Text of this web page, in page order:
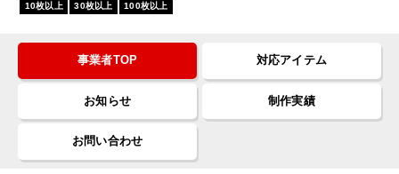
10枚以上 30枚以上 100枚以上
事業者TOP 対応アイテム
お知らせ 制作実績
お問い合わせ